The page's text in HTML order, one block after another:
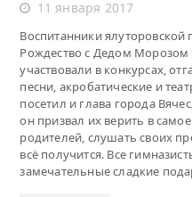
11 января 2017
Воспитанники ялуторовской
Рождество с Дедом
участвовали в конкурсах,
песни, акробатические и
посетил и глава города
он призвал их верить в
родителей, слушать своих
всё получится. Все
замечательные сладкие